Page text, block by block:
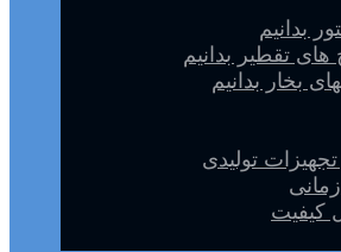
بدانیم
های تقطیر بدانیم
بخار بدانیم
تجهیزات تولیدی
کیفیت